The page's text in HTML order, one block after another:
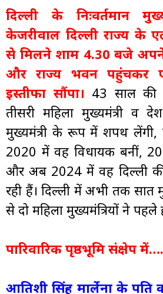
दिल्ली के निःवर्तमान
केजरीवाल दिल्ली राज्य के
से मिलने शाम 4.30 बजे
और राज्य भवन पहुंचकर
इस्तीफा सौंपा। 43 साल की
तीसरी महिला मुख्यमंत्री व
मुख्यमंत्री के रूप में शपथ लेंगी,
2020 में वह विधायक बनीं,
और अब 2024 में वह दिल्ली
रही हैं। दिल्ली में अभी तक सात
से दो महिला मुख्यमंत्रियों ने
पारिवारिक पृष्ठभूमि संक्षेप में….
आतिशी सिंह मार्लेना के पति